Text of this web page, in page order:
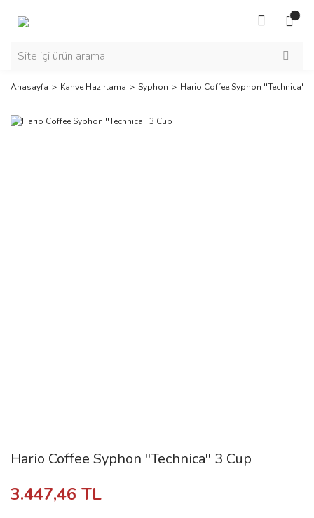
Anasayfa Kahve Hazırlama Syphon Hario Coffee Syphon ''Technica''
Hario Coffee Syphon ''Technica'' 3 Cup
3.447,46 TL